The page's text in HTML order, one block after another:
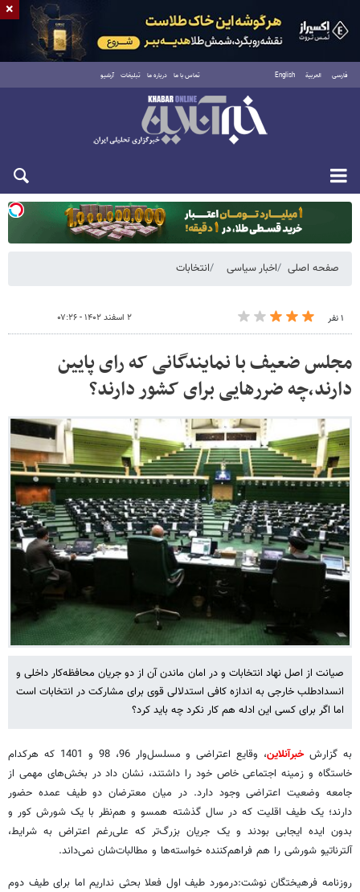
فارسی العربية English تماس با ما درباره ما تبلیغات آرشیو
دوشنبه ۱۹ مرداد ۱۴۰۵
صفحه اصلی اخبار سیاسی انتخابات
۱ نفر ۲ اسفند ۱۴۰۲ - ۰۷:۲۶
مجلس ضعیف با نمایندگانی که رای پایین
دارند،چه ضررهایی برای کشور دارند؟
صیانت از اصل نهاد انتخابات و در امان ماندن آن از دو جریان محافظه‌کار داخلی و
انسدادطلب خارجی به اندازه کافی استدلالی قوی برای مشارکت در انتخابات است
اما اگر برای کسی این ادله هم کار نکرد چه باید کرد؟
به گزارشخبرآنلاین
، وقایع اعتراضی و مسلسل‌وار 96، 98 و 1401 که هرکدام
خاستگاه و زمینه اجتماعی خاص خود را داشتند، نشان داد در بخش‌های مهمی از
جامعه وضعیت اعتراضی وجود دارد. در میان معترضان دو طیف عمده حضور
دارند؛ یک طیف اقلیت که در سال گذشته همسو و هم‌نظر با یک شورش کور و
بدون ایده ایجابی بودند و یک جریان بزرگ‌تر که علی‌رغم اعتراض به شرایط،
آلترناتیو شورشی را هم فراهم‌کننده خواسته‌ها و مطالبات‌شان نمی‌داند.
روزنامه فرهیختگان نوشت:درمورد طیف اول فعلا بحثی نداریم اما برای طیف دوم
×